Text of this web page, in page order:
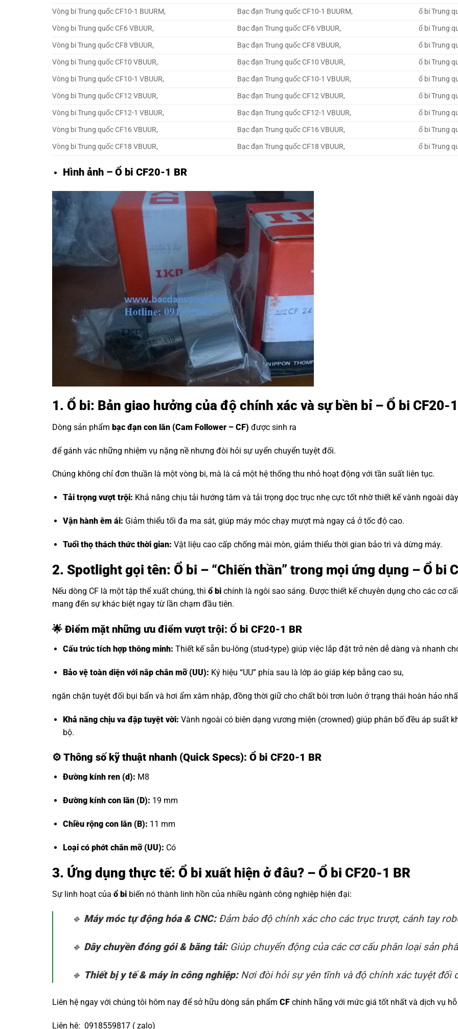
Vòng bi Trung quốc CF10-1 BUURM,
Bạc đạn Trung quốc CF10-1 BUURM,
ổ bi Trung
Vòng bi Trung quốc CF6 VBUUR,
Bạc đạn Trung quốc CF6 VBUUR,
ổ bi Trung
Vòng bi Trung quốc CF8 VBUUR,
Bạc đạn Trung quốc CF8 VBUUR,
ổ bi Trung
Vòng bi Trung quốc CF10 VBUUR,
Bạc đạn Trung quốc CF10 VBUUR,
ổ bi Trung
Vòng bi Trung quốc CF10-1 VBUUR,
Bạc đạn Trung quốc CF10-1 VBUUR,
ổ bi Trung
Vòng bi Trung quốc CF12 VBUUR,
Bạc đạn Trung quốc CF12 VBUUR,
ổ bi Trung
Vòng bi Trung quốc CF12-1 VBUUR,
Bạc đạn Trung quốc CF12-1 VBUUR,
ổ bi Trung
Vòng bi Trung quốc CF16 VBUUR,
Bạc đạn Trung quốc CF16 VBUUR,
ổ bi Trung
Vòng bi Trung quốc CF18 VBUUR,
Bạc đạn Trung quốc CF18 VBUUR, ổ bi Trung
Hình ảnh – Ổ bi CF20-1 BR
1. Ổ bi: Bản giao hưởng của độ chính xác và sự bền bỉ – Ổ bi CF20-
Dòng sản phẩm bạc đạn con lăn (Cam Follower – CF) được sinh ra
để gánh vác những nhiệm vụ nặng nề nhưng đòi hỏi sự uyển chuyển tuyệt đối.
Chúng không chỉ đơn thuần là một vòng bi, mà là cả một hệ thống thu nhỏ hoạt động với tần suất liên tục.
Tải trọng vượt trội: Khả năng chịu tải hướng tâm và tải trọng dọc trục nhẹ cực tốt nhờ thiết kế vành ngoài
Vận hành êm ái: Giảm thiểu tối đa ma sát, giúp máy móc chạy mượt mà ngay cả ở tốc độ cao.
Tuổi thọ thách thức thời gian: Vật liệu cao cấp chống mài mòn, giảm thiểu thời gian bảo trì và dừng máy.
2. Spotlight gọi tên: Ổ bi – “Chiến thần” trong mọi ứng dụng – Ổ bi
Nếu dòng CF là một tập thể xuất chúng, thì ổ bi chính là ngôi sao sáng. Được thiết kế chuyên dụng cho các cơ
mang đến sự khác biệt ngay từ lần chạm đầu tiên.
🌟 Điểm mặt những ưu điểm vượt trội: Ổ bi CF20-1 BR
Cấu trúc tích hợp thông minh: Thiết kế sẵn bu-lông (stud-type) giúp việc lắp đặt trở nên dễ dàng và nhanh
Bảo vệ toàn diện với nắp chắn mỡ (UU): Ký hiệu “UU” phía sau là lớp áo giáp kép bằng cao su,
ngăn chặn tuyệt đối bụi bẩn và hơi ẩm xâm nhập, đồng thời giữ cho chất bôi trơn luôn ở trạng thái hoàn hảo
Khả năng chịu va đập tuyệt vời: Vành ngoài có biên dạng vương miện (crowned) giúp phân bố đều áp suất
bộ.
⚙️ Thông số kỹ thuật nhanh (Quick Specs): Ổ bi CF20-1 BR
Đường kính ren (d): M8
Đường kính con lăn (D): 19 mm
Chiều rộng con lăn (B): 11 mm
Loại có phớt chắn mỡ (UU): Có
3. Ứng dụng thực tế: Ổ bi xuất hiện ở đâu? – Ổ bi CF20-1 BR
Sự linh hoạt của ổ bi biến nó thành linh hồn của nhiều ngành công nghiệp hiện đại:
🔹 Máy móc tự động hóa & CNC:Đảm bảo độ chính xác cho các trục trượt, cánh tay
🔹 Dây chuyền đóng gói & băng tải:Giúp chuyển động của các cơ cấu phân loại sản
🔹 Thiết bị y tế & máy in công nghiệp:Nơi đòi hỏi sự yên tĩnh và độ chính xác tuyệt đối
Liên hệ ngay với chúng tôi hôm nay để sở hữu dòng sản phẩm CF chính hãng với mức giá tốt nhất và dịch vụ
Liên hệ: 0918559817 ( zalo)